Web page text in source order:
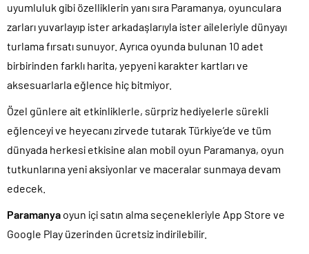
uyumluluk gibi özelliklerin yanı sıra Paramanya, oyunculara
zarları yuvarlayıp ister arkadaşlarıyla ister aileleriyle dünyayı
turlama fırsatı sunuyor. Ayrıca oyunda bulunan 10 adet
birbirinden farklı harita, yepyeni karakter kartları ve
aksesuarlarla eğlence hiç bitmiyor.
Özel günlere ait etkinliklerle, sürpriz hediyelerle sürekli
eğlenceyi ve heyecanı zirvede tutarak Türkiye’de ve tüm
dünyada herkesi etkisine alan mobil oyun Paramanya, oyun
tutkunlarına yeni aksiyonlar ve maceralar sunmaya devam
edecek.
Paramanya oyun içi satın alma seçenekleriyle App Store ve
Google Play üzerinden ücretsiz indirilebilir.